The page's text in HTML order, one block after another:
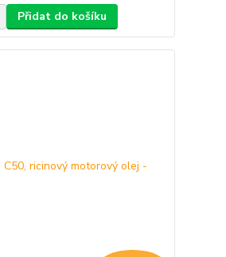
Přidat do košíku